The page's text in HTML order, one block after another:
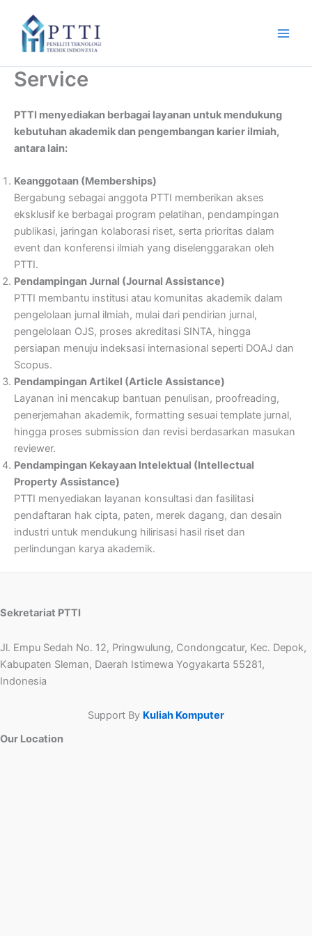
content
Service
PTTI menyediakan berbagai layanan untuk mendukung
kebutuhan akademik dan pengembangan karier ilmiah,
antara lain:
Keanggotaan (Memberships)
Bergabung sebagai anggota PTTI memberikan akses
eksklusif ke berbagai program pelatihan, pendampingan
publikasi, jaringan kolaborasi riset, serta prioritas dalam
event dan konferensi ilmiah yang diselenggarakan oleh
PTTI.
Pendampingan Jurnal (Journal Assistance)
PTTI membantu institusi atau komunitas akademik dalam
pengelolaan jurnal ilmiah, mulai dari pendirian jurnal,
pengelolaan OJS, proses akreditasi SINTA, hingga
persiapan menuju indeksasi internasional seperti DOAJ dan
Scopus.
Pendampingan Artikel (Article Assistance)
Layanan ini mencakup bantuan penulisan, proofreading,
penerjemahan akademik, formatting sesuai template jurnal,
hingga proses submission dan revisi berdasarkan masukan
reviewer.
Pendampingan Kekayaan Intelektual (Intellectual
Property Assistance)
PTTI menyediakan layanan konsultasi dan fasilitasi
pendaftaran hak cipta, paten, merek dagang, dan desain
industri untuk mendukung hilirisasi hasil riset dan
perlindungan karya akademik.
Sekretariat PTTI
Jl. Empu Sedah No. 12, Pringwulung, Condongcatur, Kec. Depok,
Kabupaten Sleman, Daerah Istimewa Yogyakarta 55281,
Indonesia
Support By Kuliah Komputer
Our Location